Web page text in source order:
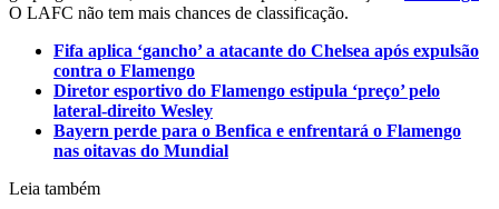
O LAFC não tem mais chances de classificação.
Fifa aplica ‘gancho’ a atacante do Chelsea após expulsão
contra o Flamengo
Diretor esportivo do Flamengo estipula ‘preço’ pelo
lateral-direito Wesley
Bayern perde para o Benfica e enfrentará o Flamengo
nas oitavas do Mundial
Leia também